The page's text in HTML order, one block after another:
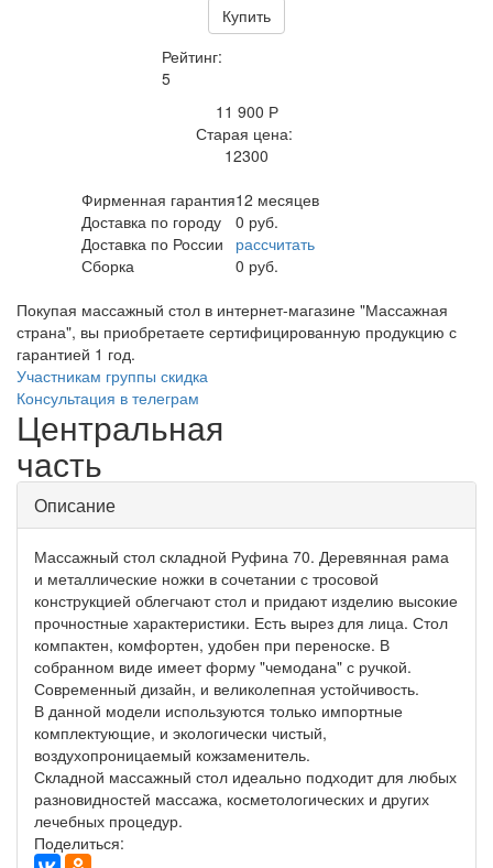
Купить
Рейтинг:
5
11 900 Р
Старая цена:
12300
Фирменная гарантия12 месяцев
Доставка по городу
0 руб.
Доставка по России
рассчитать
Сборка
0 руб.
Покупая массажный стол в интернет-магазине "Массажная
страна", вы приобретаете сертифицированную продукцию с
гарантией 1 год.
Участникам группы скидка
Консультация в телеграм
Центральная
часть
Описание
Массажный стол складной Руфина 70. Деревянная рама
и металлические ножки в сочетании с тросовой
конструкцией облегчают стол и придают изделию высокие
прочностные характеристики. Есть вырез для лица. Стол
компактен, комфортен, удобен при переноске. В
собранном виде имеет форму "чемодана" с ручкой.
Современный дизайн, и великолепная устойчивость.
В данной модели используются только импортные
комплектующие, и экологически чистый,
воздухопроницаемый кожзаменитель.
Складной массажный стол идеально подходит для любых
разновидностей массажа, косметологических и других
лечебных процедур.
Поделиться: